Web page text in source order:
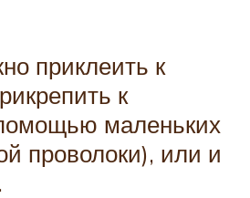
приклеить к
к
маленьких
проволоки), или и